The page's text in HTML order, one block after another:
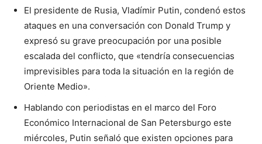
El presidente de Rusia, Vladímir Putin, condenó estos
ataques en una conversación con Donald Trump y
expresó su grave preocupación por una posible
escalada del conflicto, que «tendría consecuencias
imprevisibles para toda la situación en la región de
Oriente Medio».
Hablando con periodistas en el marco del Foro
Económico Internacional de San Petersburgo este
miércoles, Putin señaló que existen opciones para